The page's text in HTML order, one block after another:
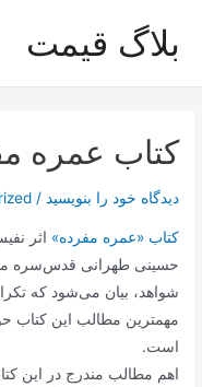
محتوا
بلاگ قیمت
کتاب عمره
دیدگاه‌ خود را بنویسید /
کتاب «عمره مفرده» اثر
حسینی طهرانی قدس‌سره
شواهد، بیان می‌شود که
مهمترین مطالب این کتاب
است.
اهم مطالب مندرج در این